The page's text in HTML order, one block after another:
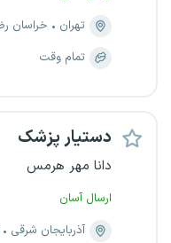
تهران
خراسان
تمام وقت
دستیار پزشک
دانا مهر هرمس
ارسال آسان
آذربایجان شرقی